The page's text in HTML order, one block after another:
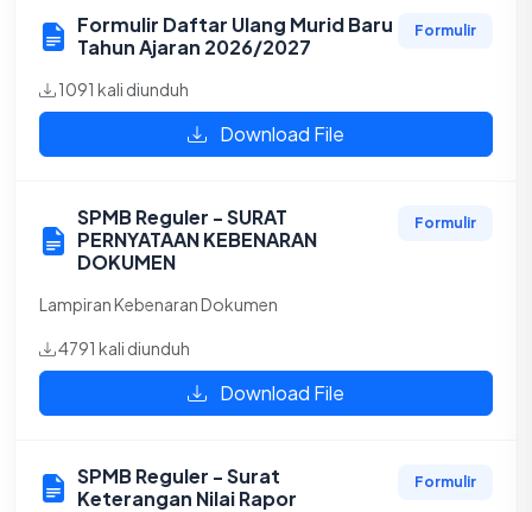
Formulir Daftar Ulang Murid Baru
Tahun Ajaran 2026/2027
Formulir
1091 kali diunduh
Download File
SPMB Reguler - SURAT
PERNYATAAN KEBENARAN
DOKUMEN
Formulir
Lampiran Kebenaran Dokumen
4791 kali diunduh
Download File
SPMB Reguler - Surat
Keterangan Nilai Rapor
Formulir